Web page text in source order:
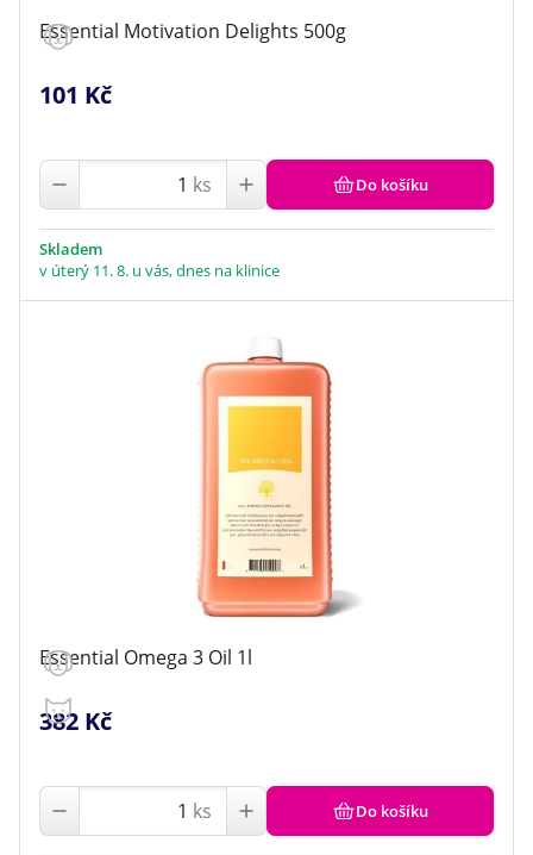
Essential Motivation Delights 500g
101 Kč
ks Do košíku
Skladem
v úterý 11. 8. u vás, dnes na klinice
Essential Omega 3 Oil 1l
382 Kč
ks Do košíku